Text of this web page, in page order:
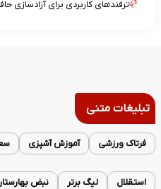
ترفندهای کاربردی برای
تبلیغات متنی
فرتاک ورزشی آموزش آشپزی
استقلال لیگ برتر نبض